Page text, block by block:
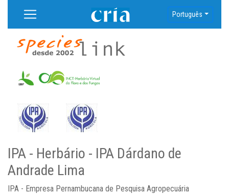
Português
IPA - Herbário - IPA Dárdano de
Andrade Lima
IPA - Empresa Pernambucana de Pesquisa Agropecuária